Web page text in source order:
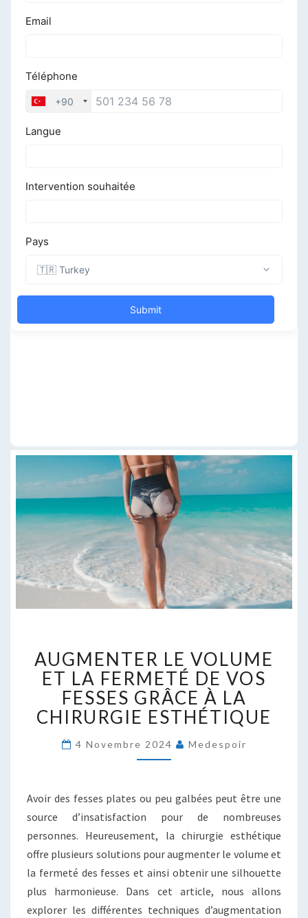
LE
VOLUME
ET
LA
FERMETÉ
VOS
FESSES
À
CHIRURGIE
ESTHÉTIQUE
AUGMENTER LE VOLUME
ET LA FERMETÉ DE VOS
FESSES GRÂCE À LA
CHIRURGIE ESTHÉTIQUE
4 Novembre 2024 Medespoir
Avoir des fesses plates ou peu galbées peut être une
source d’insatisfaction pour de nombreuses
personnes. Heureusement, la chirurgie esthétique
offre plusieurs solutions pour augmenter le volume et
la fermeté des fesses et ainsi obtenir une silhouette
plus harmonieuse. Dans cet article, nous allons
explorer les différentes techniques d’augmentation